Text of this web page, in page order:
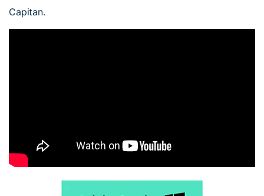
Capitan.